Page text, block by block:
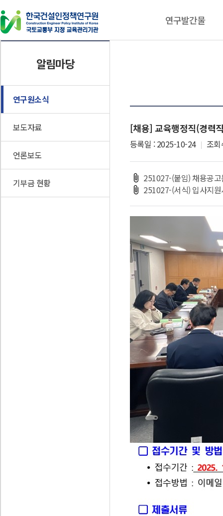
연구발간물
연구보고서
이슈체크
알림마당
연구원소식
보도자료
언론보도
기부금 현황
[채용] 교육행정직(경력
등록일 : 2025-10-24 조
251027-(붙임) 채용공
251027-(서식) 입사지